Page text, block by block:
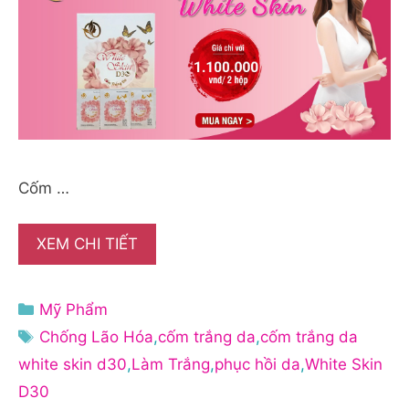
Cốm …
XEM CHI TIẾT
Danh
mục
Mỹ Phẩm
Thẻ
Chống Lão Hóa,cốm trắng da,cốm trắng da
white skin d30,Làm Trắng,phục hồi da,White Skin
D30